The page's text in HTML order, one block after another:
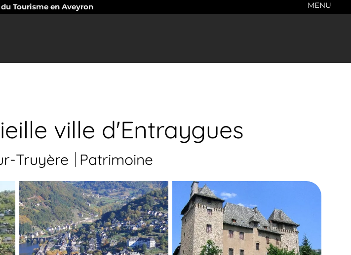
Tourisme en Aveyron MENU
ville d'Entraygues
Truyère Patrimoine